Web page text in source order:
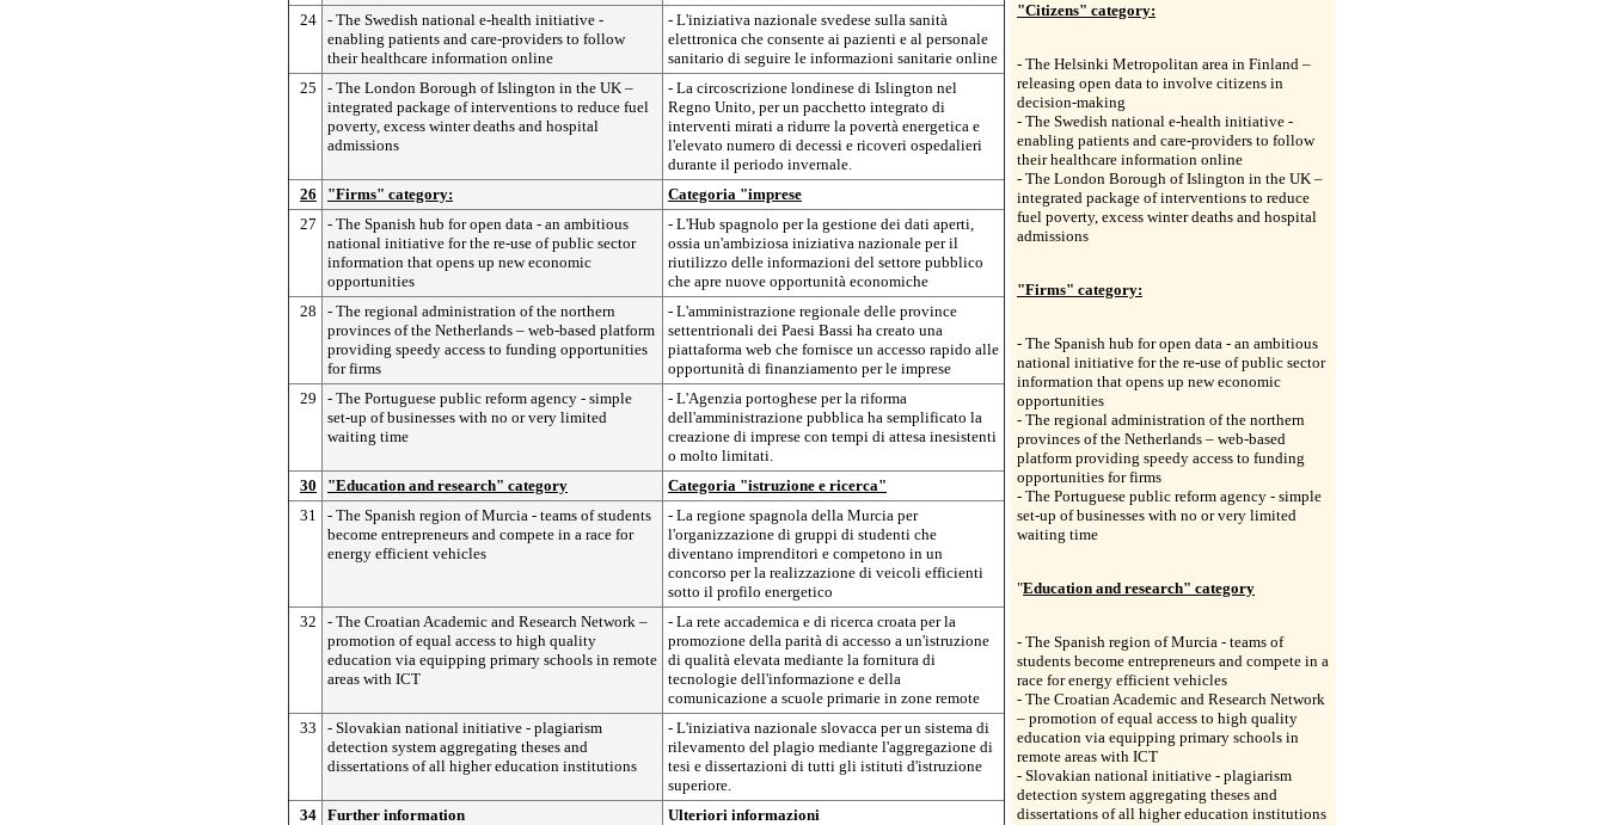
24 - The Swedish national e-health initiative -
enabling patients and care-providers to follow
their healthcare information online
- L'iniziativa nazionale svedese sulla sanità
elettronica che consente ai pazienti e al personale
sanitario di seguire le informazioni sanitarie online
25
- The London Borough of Islington in the UK –
integrated package of interventions to reduce fuel
poverty, excess winter deaths and hospital
admissions
- La circoscrizione londinese di Islington nel
Regno Unito, per un pacchetto integrato di
interventi mirati a ridurre la povertà energetica e
l'elevato numero di decessi e ricoveri ospedalieri
durante il periodo invernale.
26
"Firms" category:
Categoria "imprese
27
- The Spanish hub for open data - an ambitious
national initiative for the re-use of public sector
information that opens up new economic
opportunities
- L'Hub spagnolo per la gestione dei dati aperti,
ossia un'ambiziosa iniziativa nazionale per il
riutilizzo delle informazioni del settore pubblico
che apre nuove opportunità economiche
28
- The regional administration of the northern
provinces of the Netherlands – web-based platform
providing speedy access to funding opportunities
for firms
- L'amministrazione regionale delle province
settentrionali dei Paesi Bassi ha creato una
piattaforma web che fornisce un accesso rapido alle
opportunità di finanziamento per le imprese
29
- The Portuguese public reform agency - simple
set-up of businesses with no or very limited
waiting time
- L'Agenzia portoghese per la riforma
dell'amministrazione pubblica ha semplificato la
creazione di imprese con tempi di attesa inesistenti
o molto limitati.
30
"Education and research" category
Categoria "istruzione e ricerca"
31
- The Spanish region of Murcia - teams of students
become entrepreneurs and compete in a race for
energy efficient vehicles
- La regione spagnola della Murcia per
l'organizzazione di gruppi di studenti che
diventano imprenditori e competono in un
concorso per la realizzazione di veicoli efficienti
sotto il profilo energetico
32
- The Croatian Academic and Research Network –
promotion of equal access to high quality
education via equipping primary schools in remote
areas with ICT
- La rete accademica e di ricerca croata per la
promozione della parità di accesso a un'istruzione
di qualità elevata mediante la fornitura di
tecnologie dell'informazione e della
comunicazione a scuole primarie in zone remote
33
- Slovakian national initiative - plagiarism
detection system aggregating theses and
dissertations of all higher education institutions
- L'iniziativa nazionale slovacca per un sistema di
rilevamento del plagio mediante l'aggregazione di
tesi e dissertazioni di tutti gli istituti d'istruzione
superiore.
34 Further information
Ulteriori informazioni
"Citizens" category:
- The Helsinki Metropolitan area in Finland –
releasing open data to involve citizens in
decision-making
- The Swedish national e-health initiative -
enabling patients and care-providers to follow
their healthcare information online
- The London Borough of Islington in the UK –
integrated package of interventions to reduce
fuel poverty, excess winter deaths and hospital
admissions
"Firms" category:
- The Spanish hub for open data - an ambitious
national initiative for the re-use of public sector
information that opens up new economic
opportunities
- The regional administration of the northern
provinces of the Netherlands – web-based
platform providing speedy access to funding
opportunities for firms
- The Portuguese public reform agency - simple
set-up of businesses with no or very limited
waiting time
"Education and research" category
- The Spanish region of Murcia - teams of
students become entrepreneurs and compete in a
race for energy efficient vehicles
- The Croatian Academic and Research Network
– promotion of equal access to high quality
education via equipping primary schools in
remote areas with ICT
- Slovakian national initiative - plagiarism
detection system aggregating theses and
dissertations of all higher education institutions